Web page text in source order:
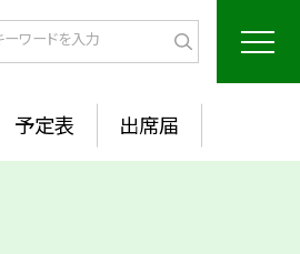
予定表 出席届